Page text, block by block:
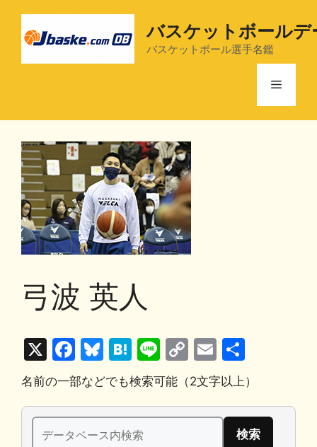
バスケットボールデ
バスケットボール選手名鑑
メ
弓波 英人
X
F
a
c
e
b
Bl
u
e
s
k
H
at
e
n
a
Li
n
e
C
o
p
y
E
m
ai
l
有
名前の一部などでも検索可能（2文字以上）
検
索: